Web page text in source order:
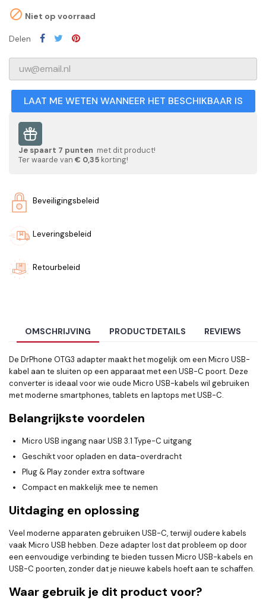
 Niet op voorraad
Delen
LAAT ME WETEN WANNEER HET BESCHIKBAAR IS
Je spaart 7 punten met dit product!
Ter waarde van € 0,35 korting!
Beveiligingsbeleid
Leveringsbeleid
Retourbeleid
OMSCHRIJVING PRODUCTDETAILS REVIEWS
De DrPhone OTG3 adapter maakt het mogelijk om een Micro USB-
kabel aan te sluiten op een apparaat met een USB-C poort. Deze
converter is ideaal voor wie oude Micro USB-kabels wil gebruiken
met moderne smartphones, tablets en laptops met USB-C.
Belangrijkste voordelen
Micro USB ingang naar USB 3.1 Type-C uitgang
Geschikt voor opladen en data-overdracht
Plug & Play zonder extra software
Compact en makkelijk mee te nemen
Uitdaging en oplossing
Veel moderne apparaten gebruiken USB-C, terwijl oudere kabels
vaak Micro USB hebben. Deze adapter lost dat probleem op door
een eenvoudige verbinding te bieden tussen Micro USB-kabels en
USB-C poorten, zonder dat je nieuwe kabels hoeft aan te schaffen.
Waar gebruik je dit product voor?